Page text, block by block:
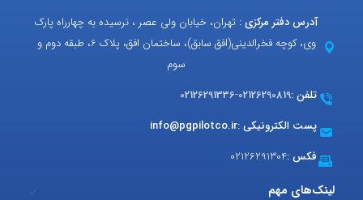
آدرس دفتر مرکزی : تهران، خیابان ولی عصر ، نرسیده به چهارراه پارک
وی، کوچه فخرالدینی(افق سابق)، ساختمان افق، پلاک 6، طبقه دوم و
سوم
تلفن :02126290819
-
02126291336
پست الکترونیکی :info@pgpilotco.ir
فکس :02126291304
لینک‌های مهم